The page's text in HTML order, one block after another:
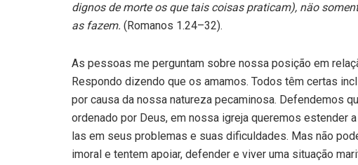
dignos de morte os que tais coisas praticam), näo
as fazem. (Romanos 1.24–32).
As pessoas me perguntam sobre nossa posição em
Respondo dizendo que os amamos. Todos têm certas
por causa da nossa natureza pecaminosa. Defendemos
ordenado por Deus, em nossa igreja queremos estender
las em seus problemas e suas dificuldades. Mas não
imoral e tentem apoiar, defender e viver uma situação